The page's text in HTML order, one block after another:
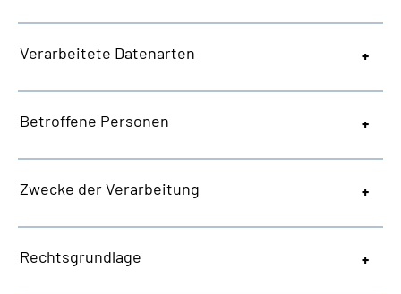
Verarbeitete Datenarten
Betroffene Personen
Zwecke der Verarbeitung
Rechtsgrundlage